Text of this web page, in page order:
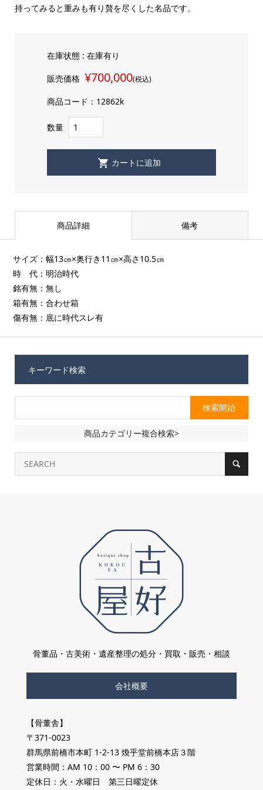
持ってみると重みも有り贅を尽くした名品です。
在庫状態 : 在庫有り
販売価格 ¥700,000(税込)
商品コード：12862k
数量
商品詳細 備考
サイズ：幅13㎝×奥行き11㎝×高さ10.5㎝
時 代：明治時代
銘有無：無し
箱有無：合わせ箱
傷有無：底に時代スレ有
キーワード検索
商品カテゴリー複合検索>
骨董品・古美術・遺産整理の処分・買取・販売・相談
会社概要
【骨董舎】
〒371-0023
群馬県前橋市本町 1-2-13 煥乎堂前橋本店３階
営業時間：AM 10：00 〜 PM 6：30
定休日：火・水曜日 第三日曜定休